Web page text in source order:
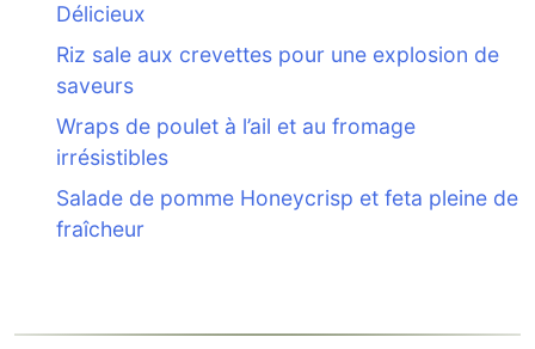
Délicieux
Riz sale aux crevettes pour une explosion de
saveurs
Wraps de poulet à l’ail et au fromage
irrésistibles
Salade de pomme Honeycrisp et feta pleine de
fraîcheur